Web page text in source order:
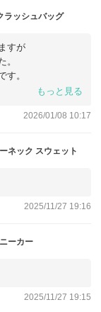
ラッシュバッグ
すが
。
す。
もっと見る
2026/01/08 10:17
ネック スウェット
2025/11/27 19:16
ーカー
2025/11/27 19:15